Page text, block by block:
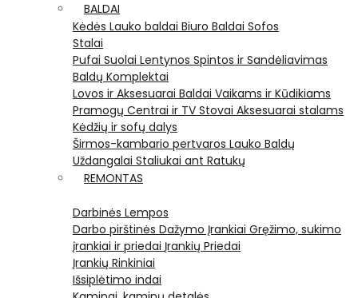
BALDAI
Kėdės Lauko baldai Biuro Baldai Sofos
Stalai
Pufai Suolai Lentynos Spintos ir Sandėliavimas
Baldų Komplektai
Lovos ir Aksesuarai Baldai Vaikams ir Kūdikiams
Pramogų Centrai ir TV Stovai Aksesuarai stalams
Kėdžių ir sofų dalys
Širmos-kambario pertvaros Lauko Baldų
Uždangalai Staliukai ant Ratukų
REMONTAS
Darbinės Lempos
Darbo pirštinės Dažymo Įrankiai Gręžimo, sukimo
įrankiai ir priedai Įrankių Priedai
Įrankių Rinkiniai
Išsiplėtimo indai